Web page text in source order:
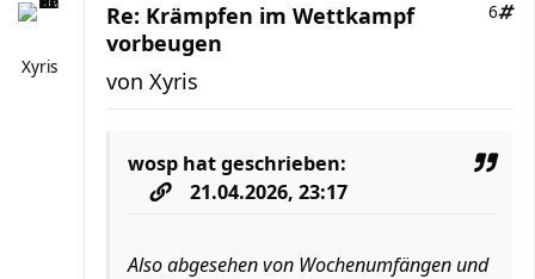
Xyris
Re: Krämpfen im Wettkampf
vorbeugen
6
von Xyris
wosp hat geschrieben:
21.04.2026, 23:17
Also abgesehen von Wochenumfängen und